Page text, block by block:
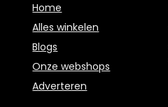
Home
Alles winkelen
Blogs
Onze webshops
Adverteren